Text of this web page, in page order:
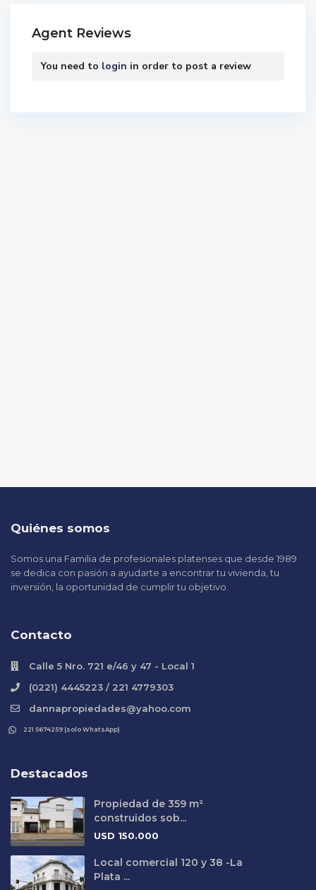
Agent Reviews
You need to login in order to post a review
Quiénes somos
Somos una Familia de profesionales platenses que desde 1989
se dedica con pasión a ayudarte a encontrar tu vivienda, tu
inversión, la oportunidad de cumplir tu objetivo.
Contacto
Calle 5 Nro. 721 e/46 y 47 - Local 1
(0221) 4445223 / 221 4779303
dannapropiedades@yahoo.com
221 5674259 (solo WhatsApp)
Destacados
Propiedad de 359 m²
construidos sob...
USD 150.000
Local comercial 120 y 38 -La
Plata ...